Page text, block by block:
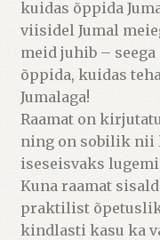
kuidas õppida
viisidel Jumal
meid juhib –
õppida, kuidas
Jumalaga!
Raamat on
ning on sobilik nii
iseseisvaks
Kuna raamat
praktilist
kindlasti kasu ka